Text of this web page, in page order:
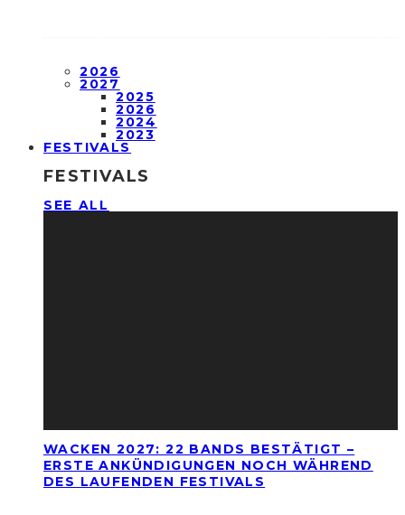
2026
2027
2025
2026
2024
2023
FESTIVALS
FESTIVALS
SEE ALL
WACKEN 2027: 22 BANDS BESTÄTIGT –
ERSTE ANKÜNDIGUNGEN NOCH WÄHREND
DES LAUFENDEN FESTIVALS